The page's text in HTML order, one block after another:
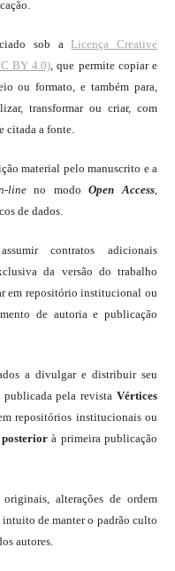
sob a Licença Creative
BY 4.0) , que permite copiar e
ou formato, e também para,
transformar ou criar, com
citada a fonte.
material pelo manuscrito e a
lineno modoOpen Access
de dados.
contratos adicionais
da versão do trabalho
em repositório institucional ou
de autoria e publicação
a divulgar e distribuir seu
publicada pela revistaVértices
repositórios institucionais ou
posteriorà primeira publicação
originais, alterações de ordem
de manter o padrão culto
autores.